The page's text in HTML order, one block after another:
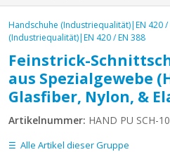
Handschuhe (Industriequalität)|EN 420 /
(Industriequalität)|EN 420 / EN 388
Feinstrick-
aus Spezialgewebe
Glasfiber, Nylon, &
Artikelnummer: HAND PU SCH-10
Alle Artikel dieser Gruppe